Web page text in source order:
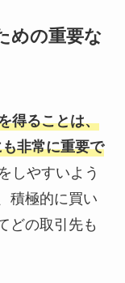
めの重要な
得ることは、
非常に重要で
しやすいよう
積極的に買い
どの取引先も